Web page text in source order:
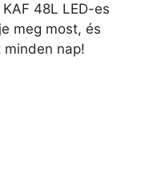
48L LED-es
meg most, és
nap!